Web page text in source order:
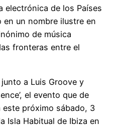
electrónica de los Países
un nombre ilustre en
de música
fronteras entre el
a Luis Groove y
el evento que de
este próximo sábado, 3
Isla Habitual de Ibiza en